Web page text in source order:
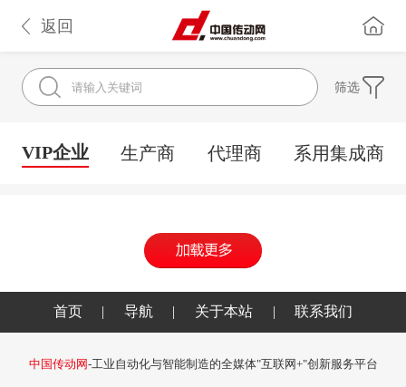
返回
筛选
VIP企业 生产商 代理商 系用集成商
首页 | 导航 | 关于本站 | 联系我们
中国传动网-工业自动化与智能制造的全媒体"互联网+"创新服务平台